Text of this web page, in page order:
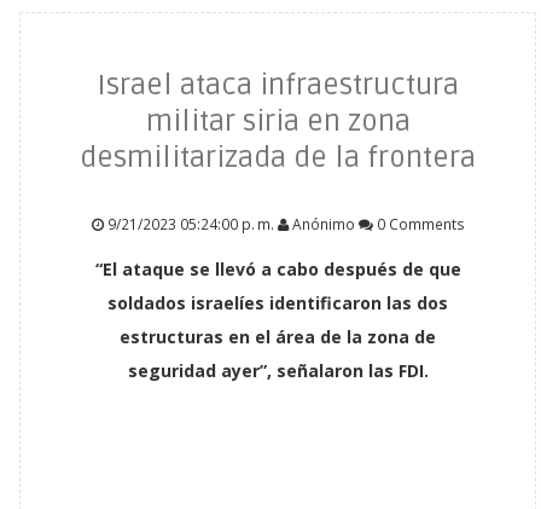
Israel ataca infraestructura
militar siria en zona
desmilitarizada de la frontera
9/21/2023 05:24:00 p. m. Anónimo 0 Comments
“El ataque se llevó a cabo después de que
soldados israelíes identificaron las dos
estructuras en el área de la zona de
seguridad ayer”, señalaron las FDI.